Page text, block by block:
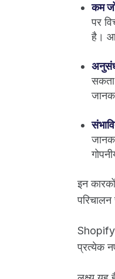
कम
पर
है।
सकता
इन
परिचालन
Shopify
प्रत्येक